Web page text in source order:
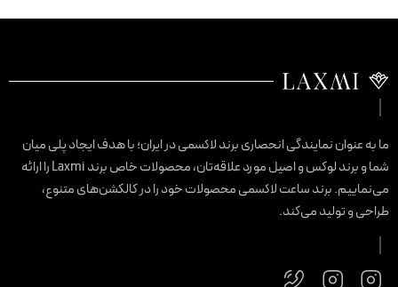
به عنوان نمایندگی انحصاری برند لاکسمی در ایران؛ با هدف ایجاد پلی میان
شما و برند لوکس و اصیل مورد علاقه‌تان، محصولات خاص برند Laxmi را ارائه
برند ساعت لاکسمی محصولات خود را در کالکشن‌های متنوع،
و تولید می‌کند.